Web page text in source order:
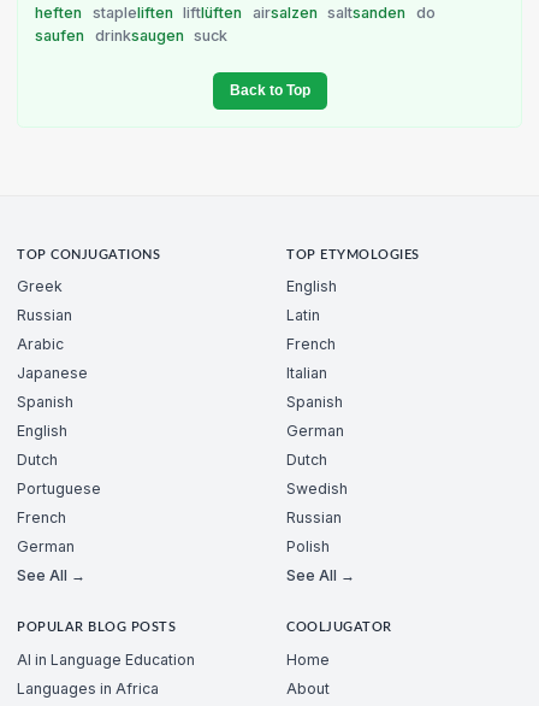
heften
stapleliften liftlüften airsalzen saltsanden
do
saufen
drinksaugen suck
Back to Top
TOP CONJUGATIONS
Greek
Russian
Arabic
Japanese
Spanish
English
Dutch
Portuguese
French
German
See All →
TOP ETYMOLOGIES
English
Latin
French
Italian
Spanish
German
Dutch
Swedish
Russian
Polish
See All →
POPULAR BLOG POSTS
AI in Language Education
Languages in Africa
COOLJUGATOR
Home
About